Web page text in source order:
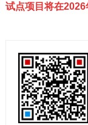
试点项目将在